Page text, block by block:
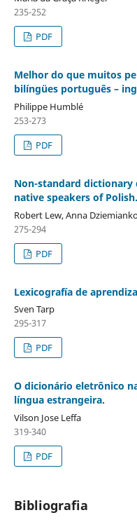
235-252
PDF
Melhor do que muitos
bilíngües português –
Philippe Humblé
253-273
PDF
Non-standard
native speakers of Polish.
Robert Lew, Anna
275-294
PDF
Lexicografía de
Sven Tarp
295-317
PDF
O dicionário eletrônico
língua estrangeira.
Vilson Jose Leffa
319-340
PDF
Bibliografia